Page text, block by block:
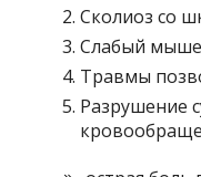
Сколиоз со
Слабый
Травмы
Разрушение